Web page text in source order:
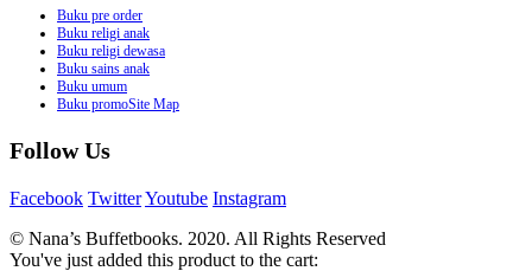
Buku pre order
Buku religi anak
Buku religi dewasa
Buku sains anak
Buku umum
Buku promoSite Map
Follow Us
Facebook TwitterYoutube Instagram
© Nana’s Buffetbooks. 2020. All Rights Reserved
You've just added this product to the cart: